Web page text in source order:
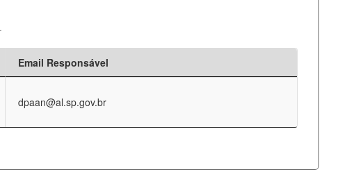
Email Responsável
dpaan@al.sp.gov.br